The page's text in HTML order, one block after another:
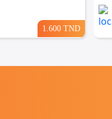
1.600 TND